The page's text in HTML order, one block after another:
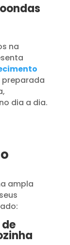
na
preparada
dia a dia.
ampla